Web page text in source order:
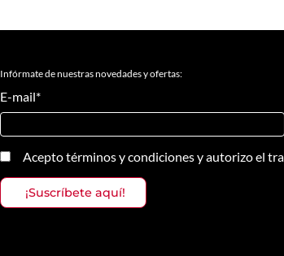
Infórmate de nuestras novedades y ofertas:
E-mail*
Aceptotérminos y condicionesyautorizo el